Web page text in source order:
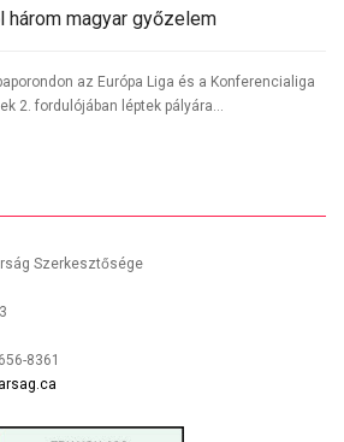
három magyar győzelem
az Európa Liga és a Konferencialiga
2. fordulójában léptek pályára...
Szerkesztősége
8361